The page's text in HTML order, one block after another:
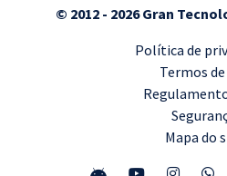
© 2012 - 2026 Gran
Política de
Termos
Mapa do